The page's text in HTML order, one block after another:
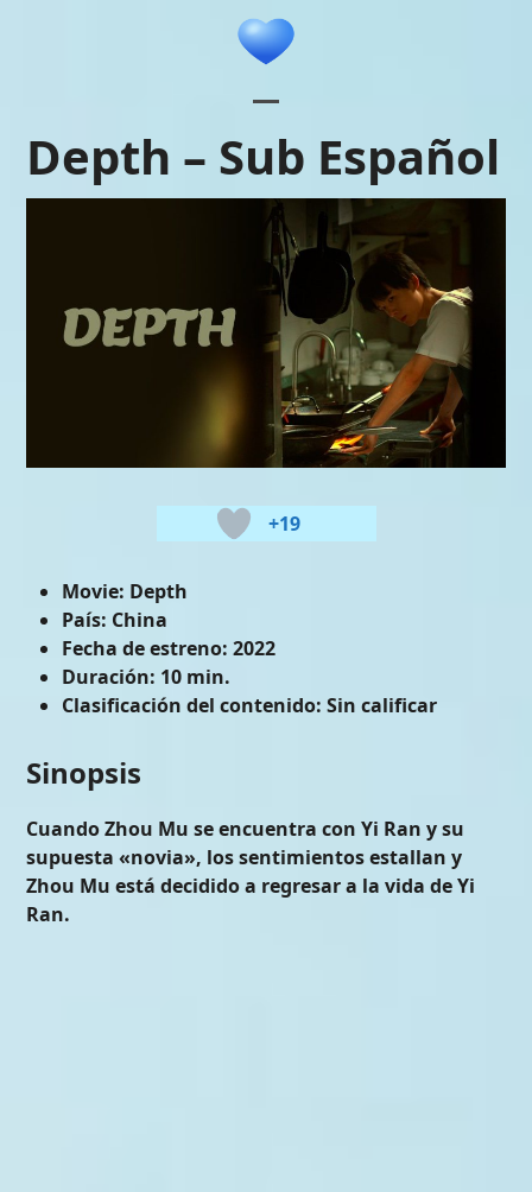
mobile
menu
mobile
menu
Depth – Sub Español
+19
Movie: Depth
País: China
Fecha de estreno: 2022
Duración: 10 min.
Clasificación del contenido: Sin calificar
Sinopsis
Cuando Zhou Mu se encuentra con Yi Ran y su
supuesta «novia», los sentimientos estallan y
Zhou Mu está decidido a regresar a la vida de Yi
Ran.